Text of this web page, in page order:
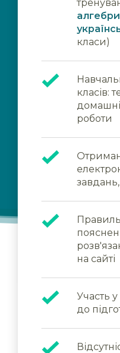
алгебри
класи)
класів:
домашні
роботи
на сайті
Участь
до